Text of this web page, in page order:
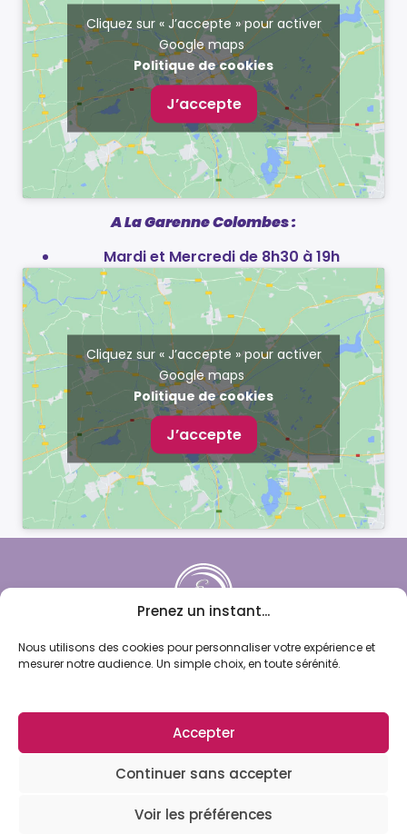
Prenez un instant...
Nous utilisons des cookies pour personnaliser votre expérience et
mesurer notre audience. Un simple choix, en toute sérénité.
Accepter
Continuer sans accepter
Voir les préférences
Cliquez sur « J’accepte » pour activer
Google maps
Politique de cookies
J’accepte
A La Garenne Colombes :
Mardi et Mercredi de 8h30 à 19h
Cliquez sur « J’accepte » pour activer
Google maps
Politique de cookies
J’accepte
Elisabeth Bernardo
PRENEZ RDV